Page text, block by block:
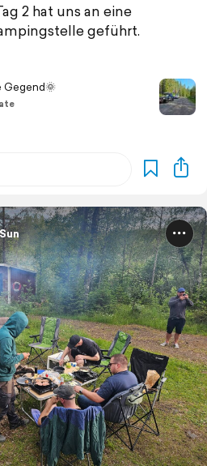
2 hat uns an eine
geführt.
Gegend🌞